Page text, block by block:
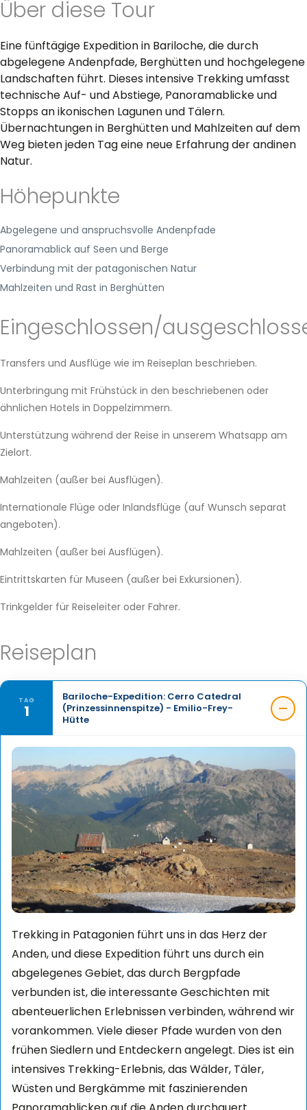
Über diese Tour
Eine fünftägige Expedition in Bariloche, die durch
abgelegene Andenpfade, Berghütten und hochgelegene
Landschaften führt. Dieses intensive Trekking umfasst
technische Auf- und Abstiege, Panoramablicke und
Stopps an ikonischen Lagunen und Tälern.
Übernachtungen in Berghütten und Mahlzeiten auf dem
Weg bieten jeden Tag eine neue Erfahrung der andinen
Natur.
Höhepunkte
Abgelegene und anspruchsvolle Andenpfade
Panoramablick auf Seen und Berge
Verbindung mit der patagonischen Natur
Mahlzeiten und Rast in Berghütten
Eingeschlossen/
Transfers und Ausflüge wie im Reiseplan beschrieben.
Unterbringung mit Frühstück in den beschriebenen oder
ähnlichen Hotels in Doppelzimmern.
Unterstützung während der Reise in unserem Whatsapp am
Zielort.
Mahlzeiten (außer bei Ausflügen).
Internationale Flüge oder Inlandsflüge (auf Wunsch separat
angeboten).
Mahlzeiten (außer bei Ausflügen).
Eintrittskarten für Museen (außer bei Exkursionen).
Trinkgelder für Reiseleiter oder Fahrer.
Reiseplan
TAG
1
Bariloche-Expedition: Cerro Catedral
(Prinzessinnenspitze) - Emilio-Frey-
Hütte
Trekking in Patagonien führt uns in das Herz der
Anden, und diese Expedition führt uns durch ein
abgelegenes Gebiet, das durch Bergpfade
verbunden ist, die interessante Geschichten mit
abenteuerlichen Erlebnissen verbinden, während wir
vorankommen. Viele dieser Pfade wurden von den
frühen Siedlern und Entdeckern angelegt. Dies ist ein
intensives Trekking-Erlebnis, das Wälder, Täler,
Wüsten und Bergkämme mit faszinierenden